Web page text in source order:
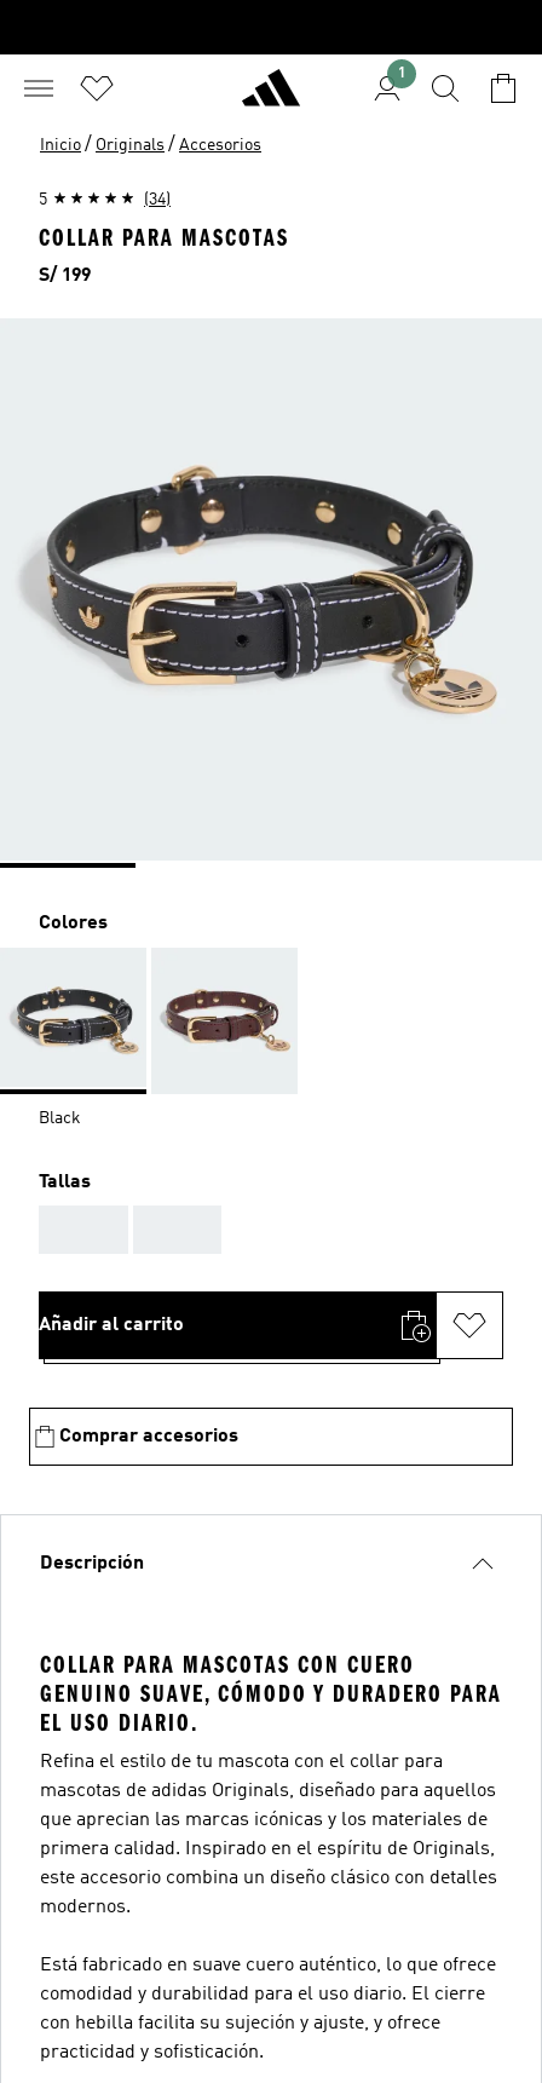
1
Inicio / Originals / Accesorios
5 (34)
COLLAR PARA MASCOTAS
Precio
S/ 199
Colores
Black
Tallas
Añadir al carrito
Comprar accesorios
Descripción
COLLAR PARA MASCOTAS CON CUERO
GENUINO SUAVE, CÓMODO Y DURADERO PARA
EL USO DIARIO.
Refina el estilo de tu mascota con el collar para
mascotas de adidas Originals, diseñado para aquellos
que aprecian las marcas icónicas y los materiales de
primera calidad. Inspirado en el espíritu de Originals,
este accesorio combina un diseño clásico con detalles
modernos.
Está fabricado en suave cuero auténtico, lo que ofrece
comodidad y durabilidad para el uso diario. El cierre
con hebilla facilita su sujeción y ajuste, y ofrece
practicidad y sofisticación.